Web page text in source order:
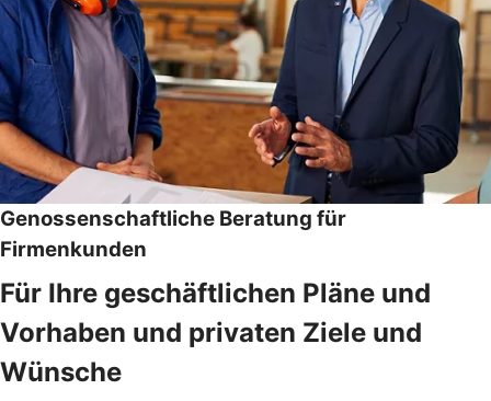
Genossenschaftliche Beratung für
Firmenkunden
Für Ihre geschäftlichen Pläne und
Vorhaben und privaten Ziele und
Wünsche